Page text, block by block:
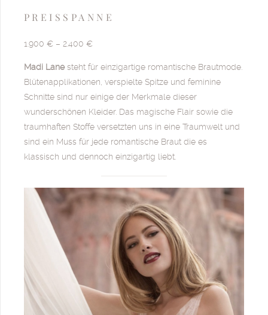
PREISSPANNE
1.900 € – 2.400 €
Madi Lanesteht für einzigartige romantische Brautmode.
Blütenapplikationen, verspielte Spitze und feminine
Schnitte sind nur einige der Merkmale dieser
wunderschönen Kleider. Das magische Flair sowie die
traumhaften Stoffe versetzten uns in eine Traumwelt und
sind ein Muss für jede romantische Braut die es
klassisch und dennoch einzigartig liebt.